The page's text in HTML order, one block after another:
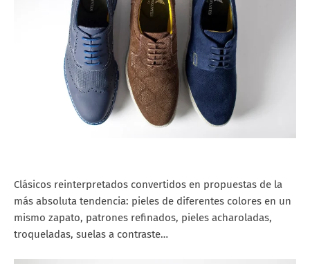
Clásicos reinterpretados convertidos en propuestas de la
más absoluta tendencia: pieles de diferentes colores en un
mismo zapato, patrones refinados, pieles acharoladas,
troqueladas, suelas a contraste…